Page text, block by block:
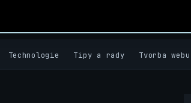
Technologie Tipy a rady Tvorba webu